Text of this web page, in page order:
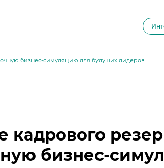
бизнес-симуляцию для будущих лидеров
бизнес-